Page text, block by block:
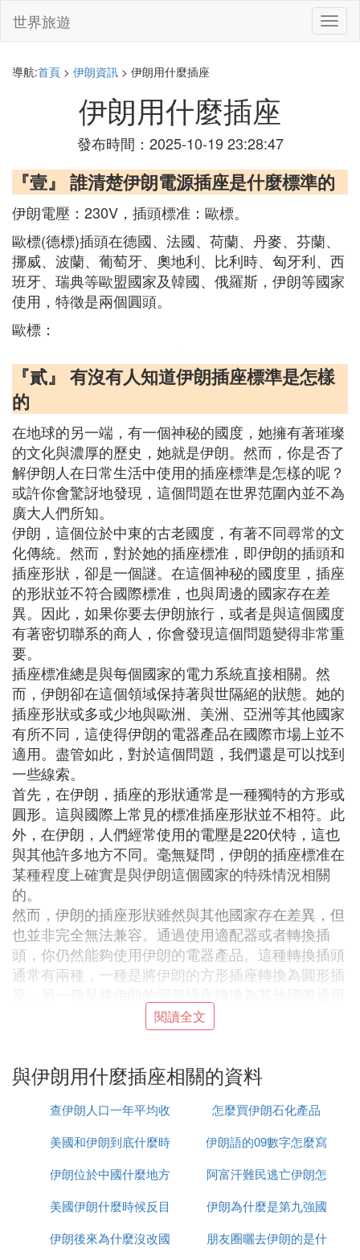
切
換
世界旅遊
導航:首頁 > 伊朗資訊 > 伊朗用什麼插座
伊朗用什麼插座
發布時間：2025-10-19 23:28:47
『壹』 誰清楚伊朗電源插座是什麼標準的
伊朗電壓：230V，插頭標准：歐標。
歐標(德標)插頭在德國、法國、荷蘭、丹麥、芬蘭、
挪威、波蘭、葡萄牙、奧地利、比利時、匈牙利、西
班牙、瑞典等歐盟國家及韓國、俄羅斯，伊朗等國家
使用，特徵是兩個圓頭。
歐標：
『貳』 有沒有人知道伊朗插座標準是怎樣
的
在地球的另一端，有一個神秘的國度，她擁有著璀璨
的文化與濃厚的歷史，她就是伊朗。然而，你是否了
解伊朗人在日常生活中使用的插座標準是怎樣的呢？
或許你會驚訝地發現，這個問題在世界范圍內並不為
廣大人們所知。
伊朗，這個位於中東的古老國度，有著不同尋常的文
化傳統。然而，對於她的插座標准，即伊朗的插頭和
插座形狀，卻是一個謎。在這個神秘的國度里，插座
的形狀並不符合國際標准，也與周邊的國家存在差
異。因此，如果你要去伊朗旅行，或者是與這個國度
有著密切聯系的商人，你會發現這個問題變得非常重
要。
插座標准總是與每個國家的電力系統直接相關。然
而，伊朗卻在這個領域保持著與世隔絕的狀態。她的
插座形狀或多或少地與歐洲、美洲、亞洲等其他國家
有所不同，這使得伊朗的電器產品在國際市場上並不
適用。盡管如此，對於這個問題，我們還是可以找到
一些線索。
首先，在伊朗，插座的形狀通常是一種獨特的方形或
圓形。這與國際上常見的標准插座形狀並不相符。此
外，在伊朗，人們經常使用的電壓是220伏特，這也
與其他許多地方不同。毫無疑問，伊朗的插座標准在
某種程度上確實是與伊朗這個國家的特殊情況相關
的。
然而，伊朗的插座形狀雖然與其他國家存在差異，但
也並非完全無法兼容。通過使用適配器或者轉換插
頭，你仍然能夠使用伊朗的電器產品。這種轉換插頭
通常有兩種，一種是將伊朗的方形插座轉換為圓形插
的插座形狀。只要你正確地使用適配器，你就可以在
伊朗暢通無阻地使用各種電器產品。
然而通過適當的設備，我們依然可以處理這個問題。
我們不能適應這種不同。只要我們學會正確地使用適
配器，我們就能夠在伊朗這個神秘國度中，輕松地享
受我們想要的電器產品。
所以，答案是：伊朗的插座標准與其他國家存在差
過使用適配器或轉換插頭，我們仍然能夠在伊朗使用
各種電器產品。
閱讀全文
與伊朗用什麼插座相關的資料
查伊朗人口一年平均收
入多少
怎麼買伊朗石化產品
美國和伊朗到底什麼時
候打
伊朗語的09數字怎麼寫
伊朗位於中國什麼地方
阿富汗難民逃亡伊朗怎
麼辦
美國伊朗什麼時候反目
伊朗為什麼是第九強國
伊朗後來為什麼沒改國
朋友圈曬去伊朗的是什